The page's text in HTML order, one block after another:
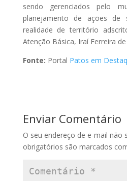
sendo gerenciados pelo
planejamento de ações de
realidade de território
Atenção Básica, Iraí Ferreira de
Fonte: Portal Patos em
Enviar Comentário
O seu endereço de e-mail não
obrigatórios são marcados